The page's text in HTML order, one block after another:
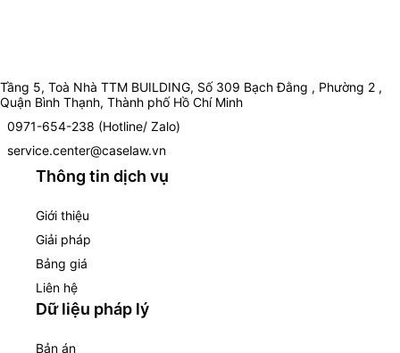
Tầng 5, Toà Nhà TTM BUILDING, Số 309 Bạch Đằng , Phường 2 ,
Quận Bình Thạnh, Thành phố Hồ Chí Minh
0971-654-238 (Hotline/ Zalo)
service.center@caselaw.vn
Thông tin dịch vụ
Giới thiệu
Giải pháp
Bảng giá
Liên hệ
Dữ liệu pháp lý
Bản án